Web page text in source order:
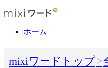
ホーム
mixiワードトップ